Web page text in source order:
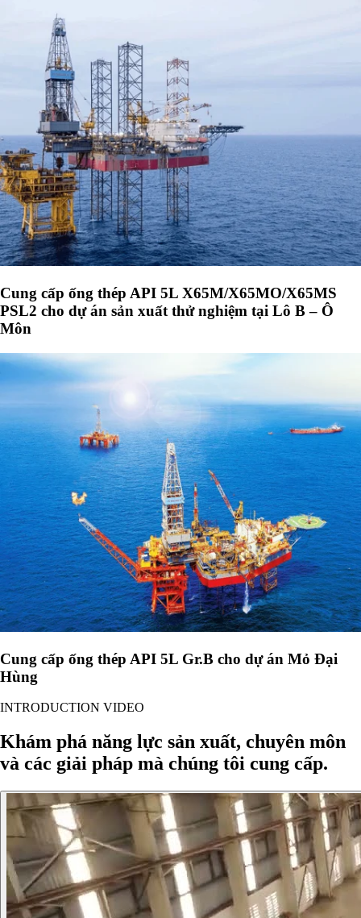
Cung cấp ống thép API 5L X65M/X65MO/X65MS
PSL2 cho dự án sản xuất thử nghiệm tại Lô B – Ô
Môn
Cung cấp ống thép API 5L Gr.B cho dự án Mỏ Đại
Hùng
INTRODUCTION VIDEO
Khám phá năng lực sản xuất, chuyên môn
và các giải pháp mà chúng tôi cung cấp.